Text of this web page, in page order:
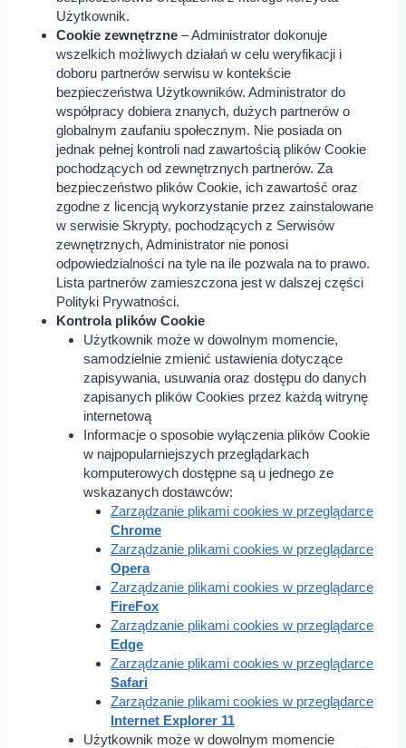
Użytkownik.
Cookie zewnętrzne – Administrator dokonuje
wszelkich możliwych działań w celu weryfikacji i
doboru partnerów serwisu w kontekście
bezpieczeństwa Użytkowników. Administrator do
współpracy dobiera znanych, dużych partnerów o
globalnym zaufaniu społecznym. Nie posiada on
jednak pełnej kontroli nad zawartością plików Cookie
pochodzących od zewnętrznych partnerów. Za
bezpieczeństwo plików Cookie, ich zawartość oraz
zgodne z licencją wykorzystanie przez zainstalowane
w serwisie Skrypty, pochodzących z Serwisów
zewnętrznych, Administrator nie ponosi
odpowiedzialności na tyle na ile pozwala na to prawo.
Lista partnerów zamieszczona jest w dalszej części
Polityki Prywatności.
Kontrola plików Cookie
Użytkownik może w dowolnym momencie,
samodzielnie zmienić ustawienia dotyczące
zapisywania, usuwania oraz dostępu do danych
zapisanych plików Cookies przez każdą witrynę
internetową
Informacje o sposobie wyłączenia plików Cookie
w najpopularniejszych przeglądarkach
komputerowych dostępne są u jednego ze
wskazanych dostawców:
Zarządzanie plikami cookies w przeglądarce
Chrome
Zarządzanie plikami cookies w przeglądarce
Opera
Zarządzanie plikami cookies w przeglądarce
FireFox
Zarządzanie plikami cookies w przeglądarce
Edge
Zarządzanie plikami cookies w przeglądarce
Safari
Zarządzanie plikami cookies w przeglądarce
Internet Explorer 11
Użytkownik może w dowolnym momencie